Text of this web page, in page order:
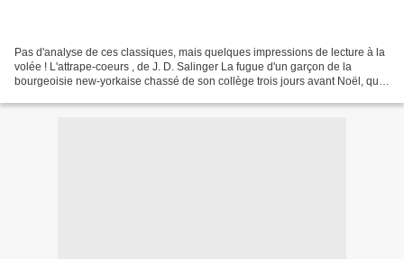
Pas d'analyse de ces classiques, mais quelques impressions de lecture à la
volée ! L'attrape-coeurs , de J. D. Salinger La fugue d'un garçon de la
bourgeoisie new-yorkaise chassé de son collège trois jours avant Noël, qui